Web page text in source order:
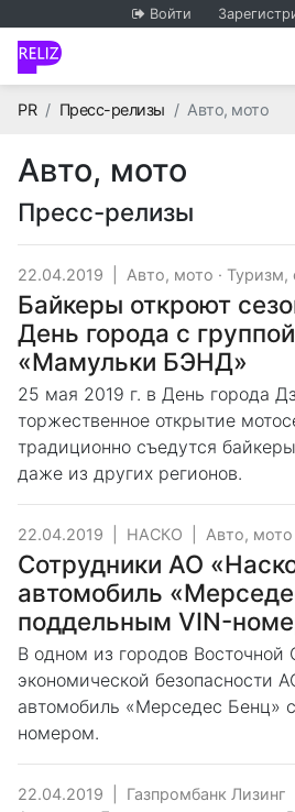
Войти
PRГлавная
Пресс-релизы Авто, мото
Авто, мото
Пресс-релизы
22.04.2019 Авто, мото · Туризм,
Байкеры откроют
День города с группой
«Мамульки БЭНД»
25 мая 2019 г. в День города
торжественное открытие
традиционно съедутся
даже из других регионов.
22.04.2019 НАСКО Авто, мото
Сотрудники АО
автомобиль
поддельным VIN-
В одном из городов Восточной
экономической безопасности
автомобиль «Мерседес Бенц»
номером.
22.04.2019 Газпромбанк Лизинг